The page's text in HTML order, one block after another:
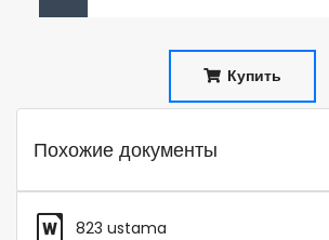
Купить
Похожие документы
823 ustama